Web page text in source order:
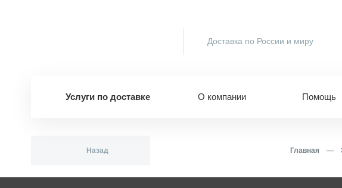
Доставка по России и миру
Услуги по доставке О компании Помощь
Назад Главная —